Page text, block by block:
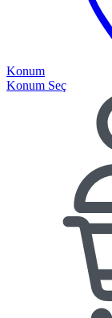
Konum
Konum Seç